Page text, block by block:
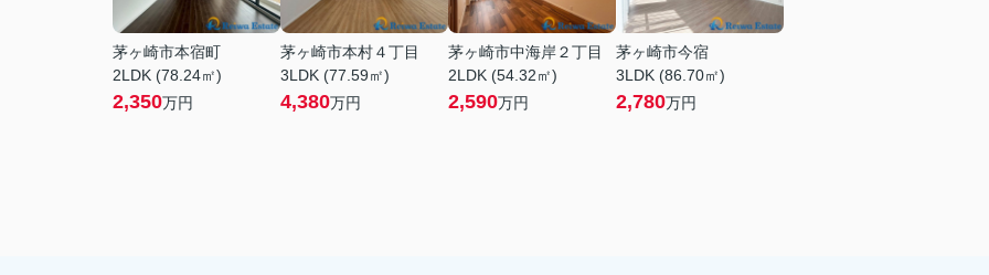
茅ヶ崎市本宿町
2LDK (78.24㎡)
2,350万円
茅ヶ崎市本村４丁目
3LDK (77.59㎡)
4,380万円
茅ヶ崎市中海岸２丁目
2LDK (54.32㎡)
2,590万円
茅ヶ崎市今宿
3LDK (86.70㎡)
2,780万円